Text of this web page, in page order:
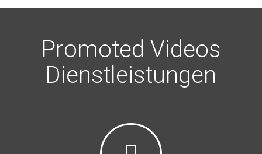
Promoted Videos
Dienstleistungen